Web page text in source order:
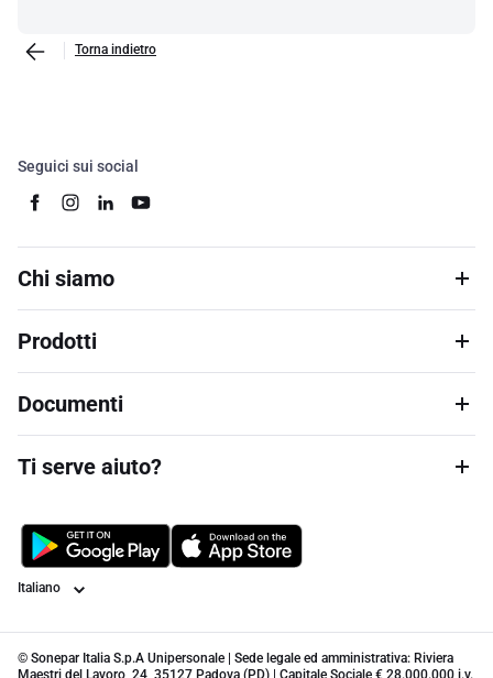
Torna indietro
Seguici sui social
Chi siamo
Prodotti
Documenti
Ti serve aiuto?
Lingua
© Sonepar Italia S.p.A Unipersonale | Sede legale ed amministrativa: Riviera
Maestri del Lavoro, 24, 35127 Padova (PD) | Capitale Sociale € 28.000.000 i.v.